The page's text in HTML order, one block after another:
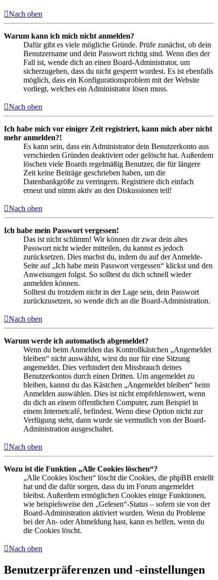
Nach oben
Warum kann ich mich nicht anmelden?
Dafür gibt es viele mögliche Gründe. Prüfe zunächst, ob dein
Benutzername und dein Passwort richtig sind. Wenn dies der
Fall ist, wende dich an einen Board-Administrator, um
sicherzugehen, dass du nicht gesperrt wurdest. Es ist ebenfalls
möglich, dass ein Konfigurationsproblem mit der Website
vorliegt, welches ein Administrator lösen muss.
Nach oben
Ich habe mich vor einiger Zeit registriert, kann mich aber nicht
mehr anmelden?!
Es kann sein, dass ein Administrator dein Benutzerkonto aus
verschieden Gründen deaktiviert oder gelöscht hat. Außerdem
löschen viele Boards regelmäßig Benutzer, die für längere
Zeit keine Beiträge geschrieben haben, um die
Datenbankgröße zu verringern. Registriere dich einfach
erneut und nimm aktiv an den Diskussionen teil!
Nach oben
Ich habe mein Passwort vergessen!
Das ist nicht schlimm! Wir können dir zwar dein altes
Passwort nicht wieder mitteilen, du kannst es jedoch
zurücksetzen. Dies machst du, indem du auf der Anmelde-
Seite auf „Ich habe mein Passwort vergessen“ klickst und den
Anweisungen folgst. So solltest du dich schnell wieder
anmelden können.
Solltest du trotzdem nicht in der Lage sein, dein Passwort
zurückzusetzen, so wende dich an die Board-Administration.
Nach oben
Warum werde ich automatisch abgemeldet?
Wenn du beim Anmelden das Kontrollkästchen „Angemeldet
bleiben“ nicht auswählst, wirst du nur für eine Sitzung
angemeldet. Dies verhindert den Missbrauch deines
Benutzerkontos durch einen Dritten. Um angemeldet zu
bleiben, kannst du das Kästchen „Angemeldet bleiben“ beim
Anmelden auswählen. Dies ist nicht empfehlenswert, wenn
du dich an einem öffentlichen Computer, zum Beispiel in
einem Internetcafé, befindest. Wenn diese Option nicht zur
Verfügung steht, dann wurde sie vermutlich von der Board-
Administration ausgeschaltet.
Nach oben
Wozu ist die Funktion „Alle Cookies löschen“?
„Alle Cookies löschen“ löscht die Cookies, die phpBB erstellt
hat und die dafür sorgen, dass du im Forum angemeldet
bleibst. Außerdem ermöglichen Cookies einige Funktionen,
wie beispielsweise den „Gelesen“-Status – sofern sie von der
Board-Administration aktiviert wurden. Wenn du Probleme
bei der An- oder Abmeldung hast, kann es helfen, wenn du
die Cookies löscht.
Nach oben
Benutzerpräferenzen und -einstellungen